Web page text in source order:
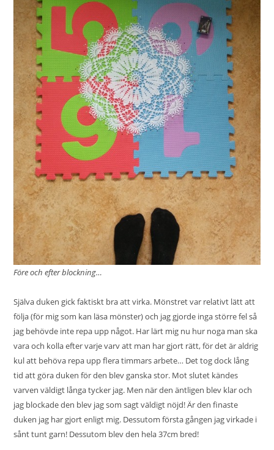
Före och efter blockning…
Själva duken gick faktiskt bra att virka. Mönstret var relativt lätt att
följa (för mig som kan läsa mönster) och jag gjorde inga större fel så
jag behövde inte repa upp något. Har lärt mig nu hur noga man ska
vara och kolla efter varje varv att man har gjort rätt, för det är aldrig
kul att behöva repa upp flera timmars arbete… Det tog dock lång
tid att göra duken för den blev ganska stor. Mot slutet kändes
varven väldigt långa tycker jag. Men när den äntligen blev klar och
jag blockade den blev jag som sagt väldigt nöjd! Är den finaste
duken jag har gjort enligt mig. Dessutom första gången jag virkade i
sånt tunt garn! Dessutom blev den hela 37cm bred!